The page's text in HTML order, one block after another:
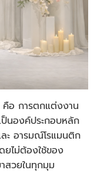
อ การตกแต่งงาน
นองค์ประกอบหลัก
ะ อารมณ์โรแมนติก
ยไม่ต้องใช้ของ
สวยในทุกมุม